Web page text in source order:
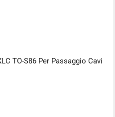
TO-S86 Per Passaggio Cavi